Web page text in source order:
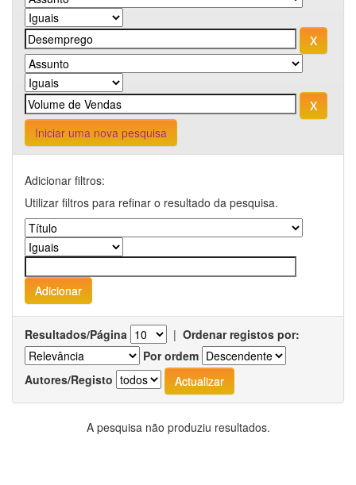
Iniciar uma nova pesquisa
Adicionar filtros:
Utilizar filtros para refinar o resultado da pesquisa.
Resultados/Página | Ordenar registos por:
Por ordem
Autores/Registo
A pesquisa não produziu resultados.